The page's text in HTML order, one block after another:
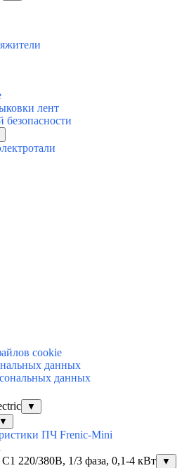
лент
безопасности
cookie
данных
данных
▼
▼
ПЧ Frenic-Mini
220/380В, 1/3 фаза, 0,1-4 кВт
▼